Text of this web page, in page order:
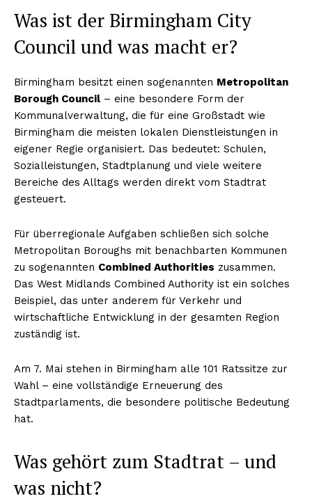
Was ist der Birmingham City
Council und was macht er?
Birmingham besitzt einen sogenannten Metropolitan
Borough Council – eine besondere Form der
Kommunalverwaltung, die für eine Großstadt wie
Birmingham die meisten lokalen Dienstleistungen in
eigener Regie organisiert. Das bedeutet: Schulen,
Sozialleistungen, Stadtplanung und viele weitere
Bereiche des Alltags werden direkt vom Stadtrat
gesteuert.
Für überregionale Aufgaben schließen sich solche
Metropolitan Boroughs mit benachbarten Kommunen
zu sogenannten Combined Authorities zusammen.
Das West Midlands Combined Authority ist ein solches
Beispiel, das unter anderem für Verkehr und
wirtschaftliche Entwicklung in der gesamten Region
zuständig ist.
Am 7. Mai stehen in Birmingham alle 101 Ratssitze zur
Wahl – eine vollständige Erneuerung des
Stadtparlaments, die besondere politische Bedeutung
hat.
Was gehört zum Stadtrat – und
was nicht?